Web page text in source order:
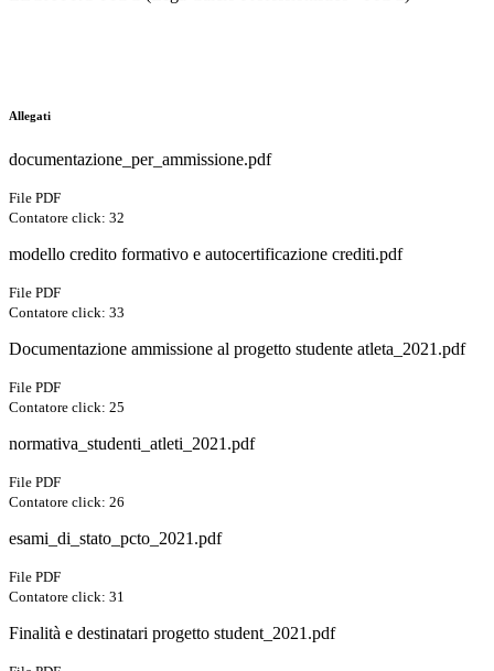
Allegati
documentazione_per_ammissione.pdf
File PDF
Contatore click: 32
modello credito formativo e autocertificazione crediti.pdf
File PDF
Contatore click: 33
Documentazione ammissione al progetto studente atleta_2021.pdf
File PDF
Contatore click: 25
normativa_studenti_atleti_2021.pdf
File PDF
Contatore click: 26
esami_di_stato_pcto_2021.pdf
File PDF
Contatore click: 31
Finalità e destinatari progetto student_2021.pdf